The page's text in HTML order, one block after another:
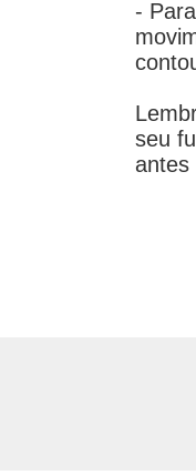
-
seu
antes